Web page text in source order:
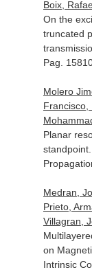
Boix,
On the
truncated
Pag.
Molero
Francisco,
Planar
standpoint.
Medran,
Prieto,
Villagran,
on
Intrinsic